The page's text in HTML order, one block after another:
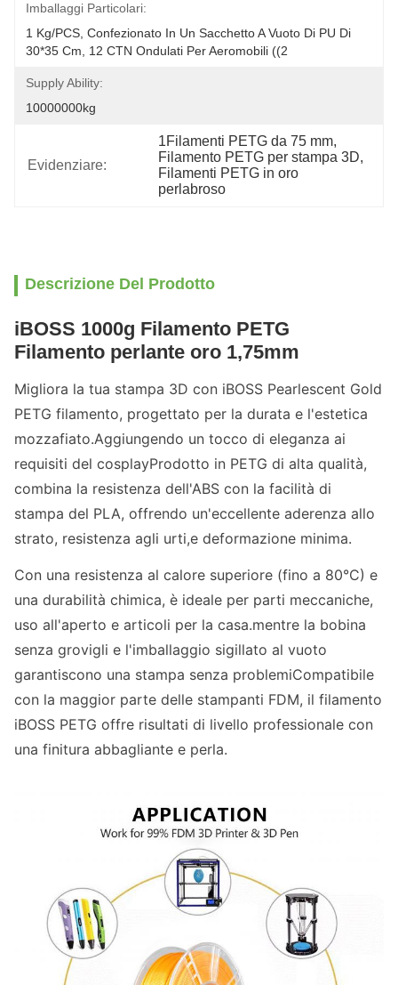
Imballaggi Particolari:
1 Kg/PCS, Confezionato In Un Sacchetto A Vuoto Di PU Di
30*35 Cm, 12 CTN Ondulati Per Aeromobili ((2
Supply Ability:
10000000kg
Evidenziare:
1Filamenti PETG da 75 mm,
Filamento PETG per stampa 3D,
Filamenti PETG in oro
perlabroso
Descrizione Del Prodotto
iBOSS 1000g Filamento PETG
Filamento perlante oro 1,75mm
Migliora la tua stampa 3D con iBOSS Pearlescent Gold
PETG filamento, progettato per la durata e l'estetica
mozzafiato.Aggiungendo un tocco di eleganza ai
requisiti del cosplayProdotto in PETG di alta qualità,
combina la resistenza dell'ABS con la facilità di
stampa del PLA, offrendo un'eccellente aderenza allo
strato, resistenza agli urti,e deformazione minima.
Con una resistenza al calore superiore (fino a 80°C) e
una durabilità chimica, è ideale per parti meccaniche,
uso all'aperto e articoli per la casa.mentre la bobina
senza grovigli e l'imballaggio sigillato al vuoto
garantiscono una stampa senza problemiCompatibile
con la maggior parte delle stampanti FDM, il filamento
iBOSS PETG offre risultati di livello professionale con
una finitura abbagliante e perla.